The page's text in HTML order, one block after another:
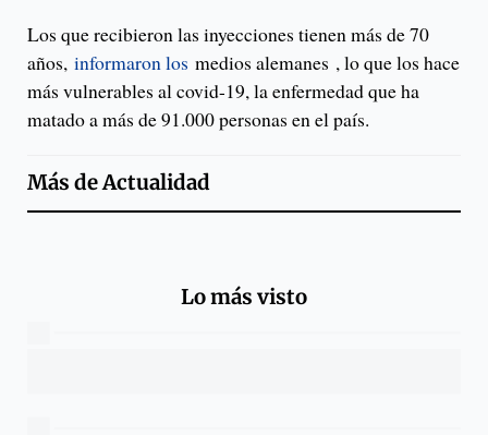
Los que recibieron las inyecciones tienen más de 70
años, informaron los medios alemanes , lo que los hace
más vulnerables al covid-19, la enfermedad que ha
matado a más de 91.000 personas en el país.
Más deActualidad
Lo más visto